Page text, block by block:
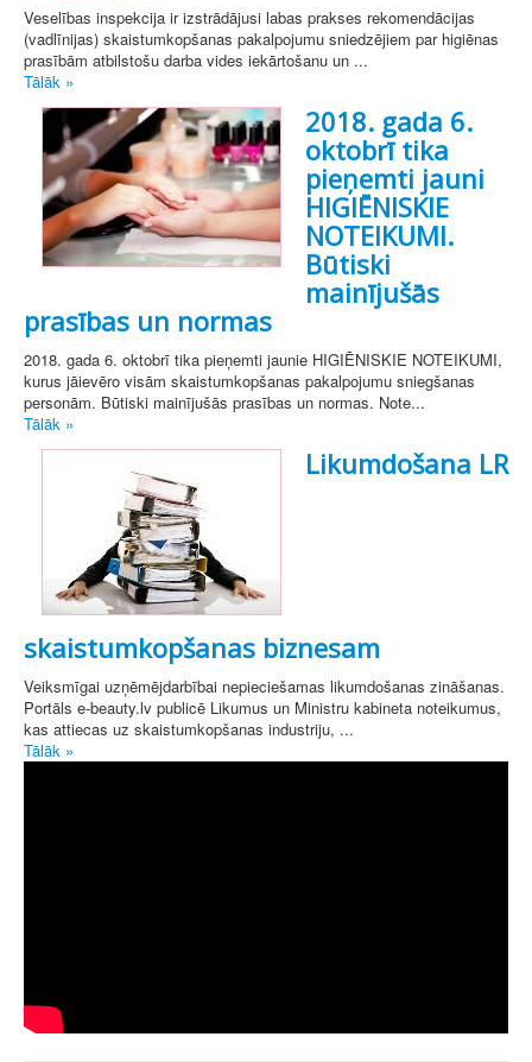
Veselības inspekcija ir izstrādājusi labas prakses rekomendācijas
(vadlīnijas) skaistumkopšanas pakalpojumu sniedzējiem par higiēnas
prasībām atbilstošu darba vides iekārtošanu un ...
Tālāk »
2018. gada 6.
oktobrī tika
pieņemti jauni
HIGIĒNISKIE
NOTEIKUMI.
Būtiski
mainījušās
prasības un normas
2018. gada 6. oktobrī tika pieņemti jaunie HIGIĒNISKIE NOTEIKUMI,
kurus jāievēro visām skaistumkopšanas pakalpojumu sniegšanas
personām. Būtiski mainījušās prasības un normas. Note...
Tālāk »
Likumdošana LR
skaistumkopšanas biznesam
Veiksmīgai uzņēmējdarbībai nepieciešamas likumdošanas zināšanas.
Portāls e-beauty.lv publicē Likumus un Ministru kabineta noteikumus,
kas attiecas uz skaistumkopšanas industriju, ...
Tālāk »